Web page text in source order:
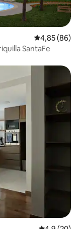
Gemiddelde
4,85 (86)
SantaFe